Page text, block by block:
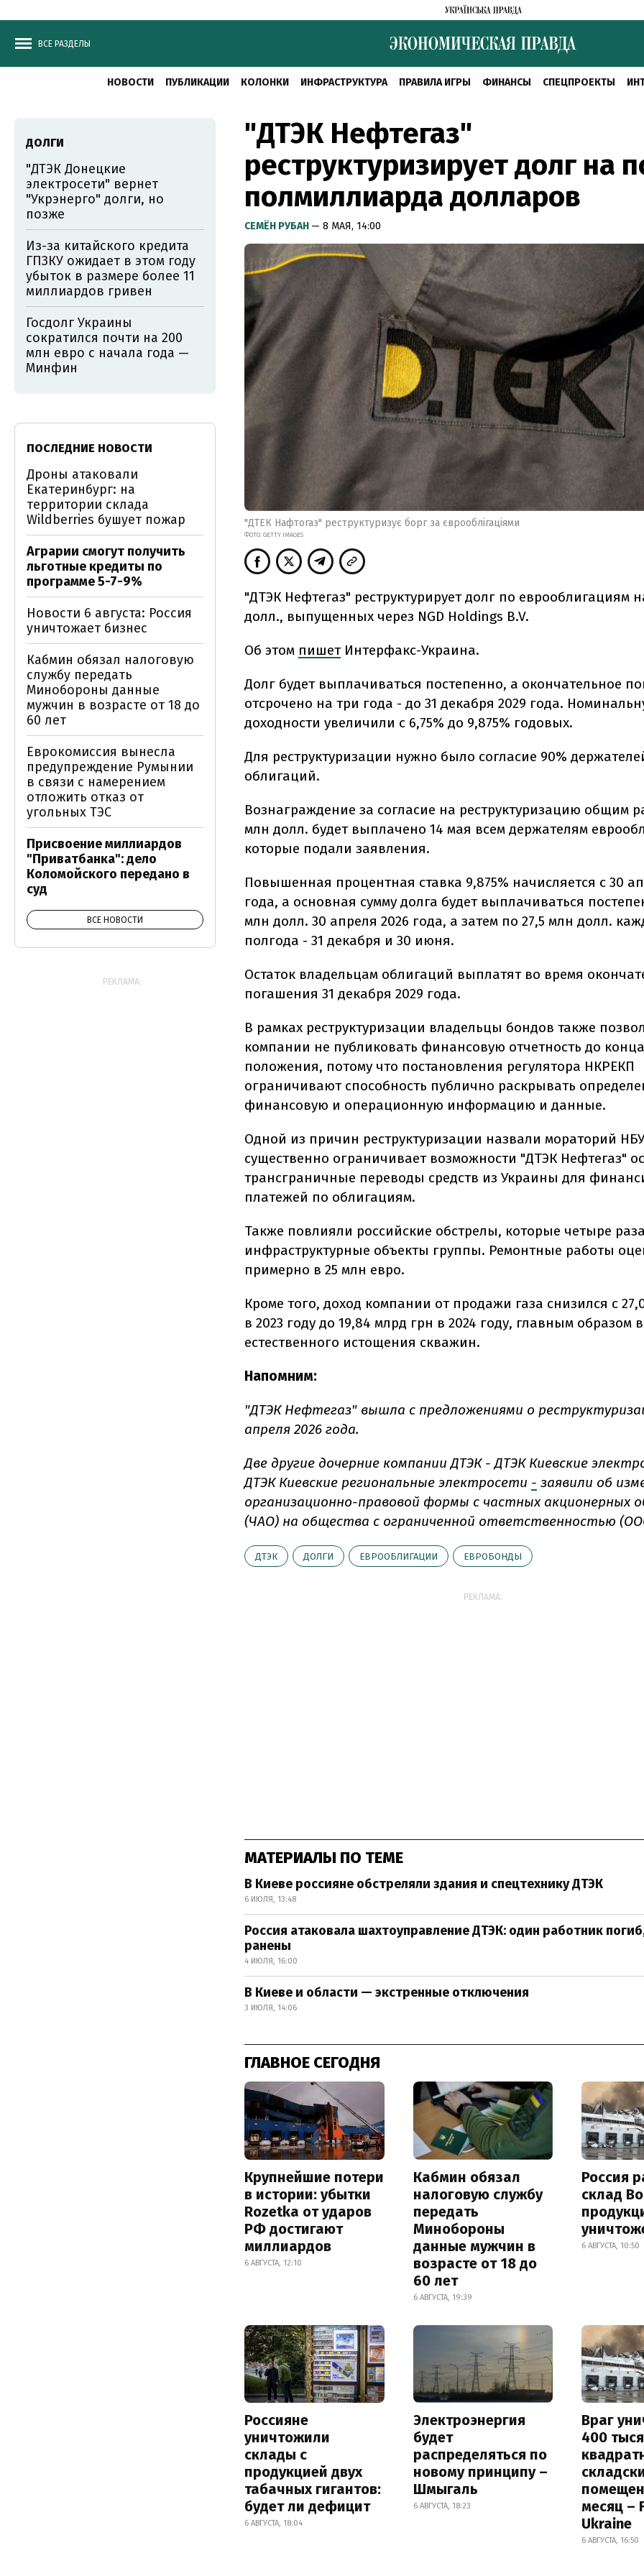
ВСЕ РАЗДЕЛЫ
НОВОСТИ ПУБЛИКАЦИИ КОЛОНКИ ИНФРАСТРУКТУРА ПРАВИЛА ИГРЫ ФИНАНСЫ СПЕЦПРОЕКТЫ
"ДТЭК Нефтегаз"
реструктуризирует долг на
полмиллиарда долларов
СЕМЁН РУБАН — 8 МАЯ, 14:00
"ДТЕК Нафтогаз" реструктуризує борг за єврооблігаціями
ФОТО: GETTY IMAGES
"ДТЭК Нефтегаз" реструктурирует долг по еврооблигациям
долл., выпущенных через NGD Holdings B.V.
Об этом пишет Интерфакс-Украина.
Долг будет выплачиваться постепенно, а окончательное
отсрочено на три года - до 31 декабря 2029 года.
доходности увеличили с 6,75% до 9,875% годовых.
Для реструктуризации нужно было согласие 90%
облигаций.
Вознаграждение за согласие на реструктуризацию общим
млн долл. будет выплачено 14 мая всем держателям
которые подали заявления.
Повышенная процентная ставка 9,875% начисляется с 30
года, а основная сумму долга будет выплачиваться
млн долл. 30 апреля 2026 года, а затем по 27,5 млн долл.
полгода - 31 декабря и 30 июня.
Остаток владельцам облигаций выплатят во время
погашения 31 декабря 2029 года.
В рамках реструктуризации владельцы бондов также
компании не публиковать финансовую отчетность до
положения, потому что постановления регулятора НКРЕКП
ограничивают способность публично раскрывать
финансовую и операционную информацию и данные.
Одной из причин реструктуризации назвали мораторий
существенно ограничивает возможности "ДТЭК Нефтегаз"
трансграничные переводы средств из Украины для
платежей по облигациям.
Также повлияли российские обстрелы, которые четыре
инфраструктурные объекты группы. Ремонтные работы
примерно в 25 млн евро.
Кроме того, доход компании от продажи газа снизился с
в 2023 году до 19,84 млрд грн в 2024 году, главным образом
естественного истощения скважин.
Напомним:
"ДТЭК Нефтегаз" вышла с предложениями о
апреля 2026 года.
Две другие дочерние компании ДТЭК - ДТЭК Киевские
ДТЭК Киевские региональные электросети - заявили об
организационно-правовой формы с частных акционерных
(ЧАО) на общества с ограниченной ответственностью
ДТЭК ДОЛГИ ЕВРООБЛИГАЦИИ ЕВРОБОНДЫ
РЕКЛАМА:
МАТЕРИАЛЫ ПО ТЕМЕ
В Киеве россияне обстреляли здания и спецтехнику ДТЭК
6 ИЮЛЯ, 13:48
Россия атаковала шахтоуправление ДТЭК: один работник
ранены
4 ИЮЛЯ, 16:00
В Киеве и области — экстренные отключения
3 ИЮЛЯ, 14:06
ГЛАВНОЕ СЕГОДНЯ
Крупнейшие потери
в истории: убытки
Rozetka от ударов
РФ достигают
миллиардов
6 АВГУСТА, 12:10
Кабмин обязал
налоговую службу
передать
Минобороны
данные мужчин в
возрасте от 18 до
60 лет
6 АВГУСТА, 19:39
Россия
склад
6 АВГУСТА, 10:50
Россияне
уничтожили
склады с
продукцией двух
табачных гигантов:
будет ли дефицит
6 АВГУСТА, 18:04
Электроэнергия
будет
распределяться по
новому принципу –
Шмыгаль
6 АВГУСТА, 18:23
Враг
400
месяц –
Ukraine
6 АВГУСТА, 16:50
ДОЛГИ
"ДТЭК Донецкие
электросети" вернет
"Укрэнерго" долги, но
позже
Из-за китайского кредита
ГПЗКУ ожидает в этом году
убыток в размере более 11
миллиардов гривен
Госдолг Украины
сократился почти на 200
млн евро с начала года —
Минфин
ПОСЛЕДНИЕ НОВОСТИ
Дроны атаковали
Екатеринбург: на
территории склада
Wildberries бушует пожар
Аграрии смогут получить
льготные кредиты по
программе 5-7-9%
Новости 6 августа: Россия
уничтожает бизнес
Кабмин обязал налоговую
службу передать
Минобороны данные
мужчин в возрасте от 18 до
60 лет
Еврокомиссия вынесла
предупреждение Румынии
в связи с намерением
отложить отказ от
угольных ТЭС
Присвоение миллиардов
"Приватбанка": дело
Коломойского передано в
суд
ВСЕ НОВОСТИ
РЕКЛАМА: